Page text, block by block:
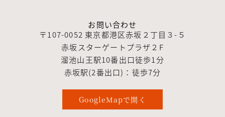
お問い合わせ
〒107-0052 東京都港区赤坂２丁目３-５
赤坂スターゲートプラザ２F
溜池山王駅10番出口徒歩1分
赤坂駅(2番出口)：徒歩7分
GoogleMapで開く